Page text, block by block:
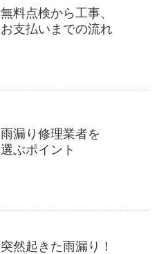
無料点検から工事、
お支払いまでの流れ
雨漏り修理業者を
選ぶポイント
突然起きた雨漏り！